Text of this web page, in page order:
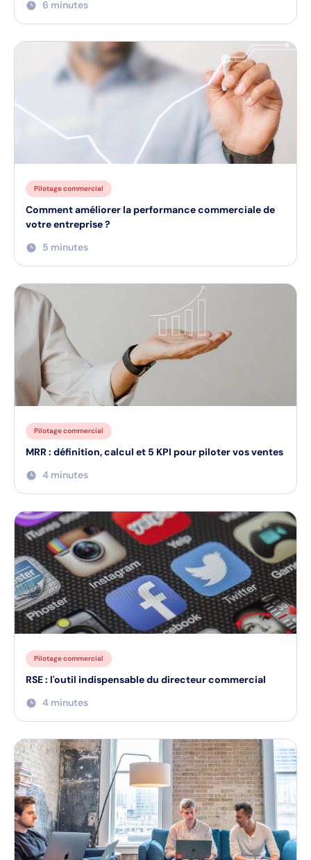
6 minutes
Pilotage commercial
Comment améliorer la performance commerciale de
votre entreprise ?
5 minutes
Pilotage commercial
MRR : définition, calcul et 5 KPI pour piloter vos ventes
4 minutes
Pilotage commercial
RSE : l'outil indispensable du directeur commercial
4 minutes